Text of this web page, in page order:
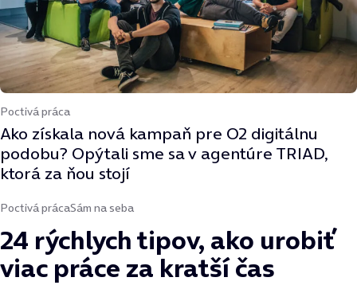
Poctivá práca
Ako získala nová kampaň pre O2 digitálnu
podobu? Opýtali sme sa v agentúre TRIAD,
ktorá za ňou stojí
Poctivá prácaSám na seba
24 rýchlych tipov, ako urobiť
viac práce za kratší čas